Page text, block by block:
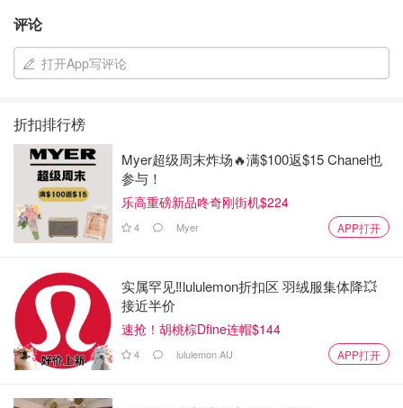
评论
打开App写评论
折扣排行榜
Myer超级周末炸场🔥满$100返$15 Chanel也
参与！
乐高重磅新品咚奇刚街机$224
4 Myer APP打开
实属罕见‼️lululemon折扣区 羽绒服集体降💥
接近半价
速抢！胡桃棕Dfine连帽$144
4 lululemon AU APP打开